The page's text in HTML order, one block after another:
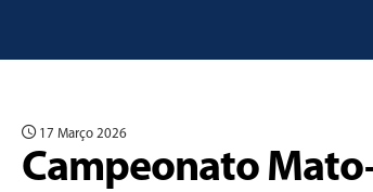
17 Março 2026
Campeonato